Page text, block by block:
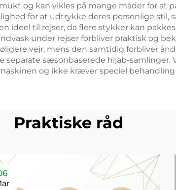
og kan vikles på mange måder for at
for at udtrykke deres personlige
ideel til rejser, da flere stykker kan
under rejser forbliver praktisk og
vejr, mens den samtidig forbliver
sæsonbaserede hijab-
og ikke kræver speciel
Praktiske råd